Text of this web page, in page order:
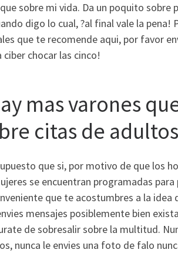
sobre mi vida. Da un poquito
digo lo cual, ?al final vale la pena!
que te recomende aqui, por favor
ciber chocar las cinco!
mas varones
citas de
que si, por motivo de que los
se encuentran programadas
que te acostumbres a la idea
mensajes posiblemente bien
de sobresalir sobre la multitud.
nunca le envies una foto de falo